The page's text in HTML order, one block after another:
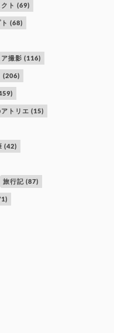
ト (69)
(68)
撮影 (116)
(206)
トリエ (15)
(42)
旅行記 (87)